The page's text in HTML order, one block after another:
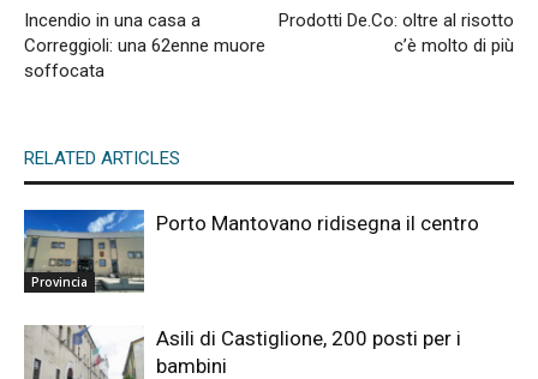
Incendio in una casa a
Correggioli: una 62enne muore
soffocata
Prodotti De.Co: oltre al risotto
c’è molto di più
RELATED ARTICLES
Provincia
Porto Mantovano ridisegna il centro
Asili di Castiglione, 200 posti per i
bambini